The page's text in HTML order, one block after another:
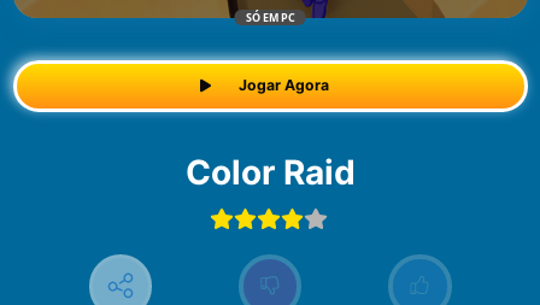
SÓ EM PC
Jogar Agora
Color Raid